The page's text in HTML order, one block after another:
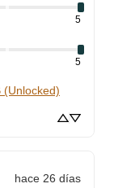
5
5
(Unlocked)
hace 26 días